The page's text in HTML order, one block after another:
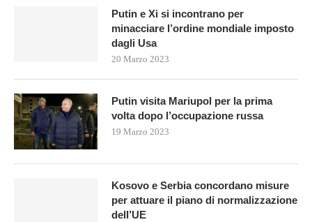
Putin e Xi si incontrano per
minacciare l’ordine mondiale imposto
dagli Usa
20 Marzo 2023
Putin visita Mariupol per la prima
volta dopo l’occupazione russa
19 Marzo 2023
Kosovo e Serbia concordano misure
per attuare il piano di normalizzazione
dell’UE